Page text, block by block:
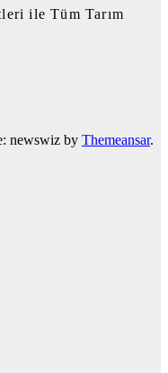
ile Tüm Tarım
newswiz by Themeansar.